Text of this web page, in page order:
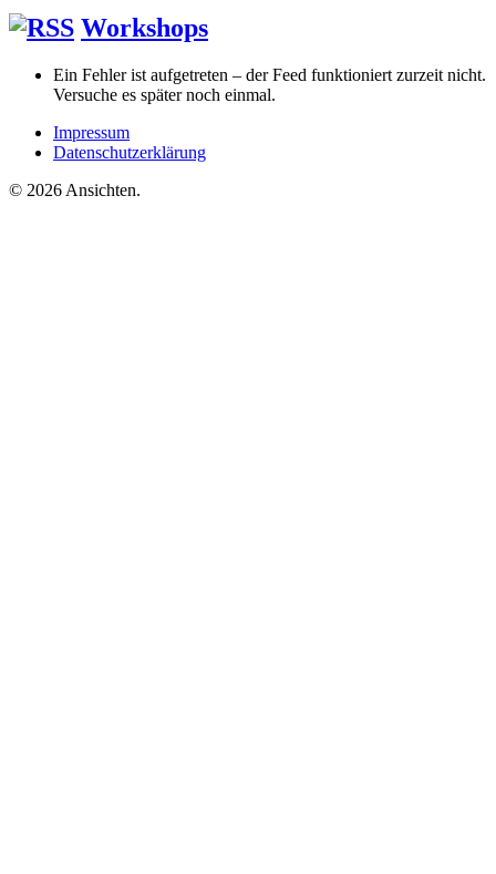
Workshops
Ein Fehler ist aufgetreten – der Feed funktioniert zurzeit nicht.
Versuche es später noch einmal.
Impressum
Datenschutzerklärung
© 2026 Ansichten.